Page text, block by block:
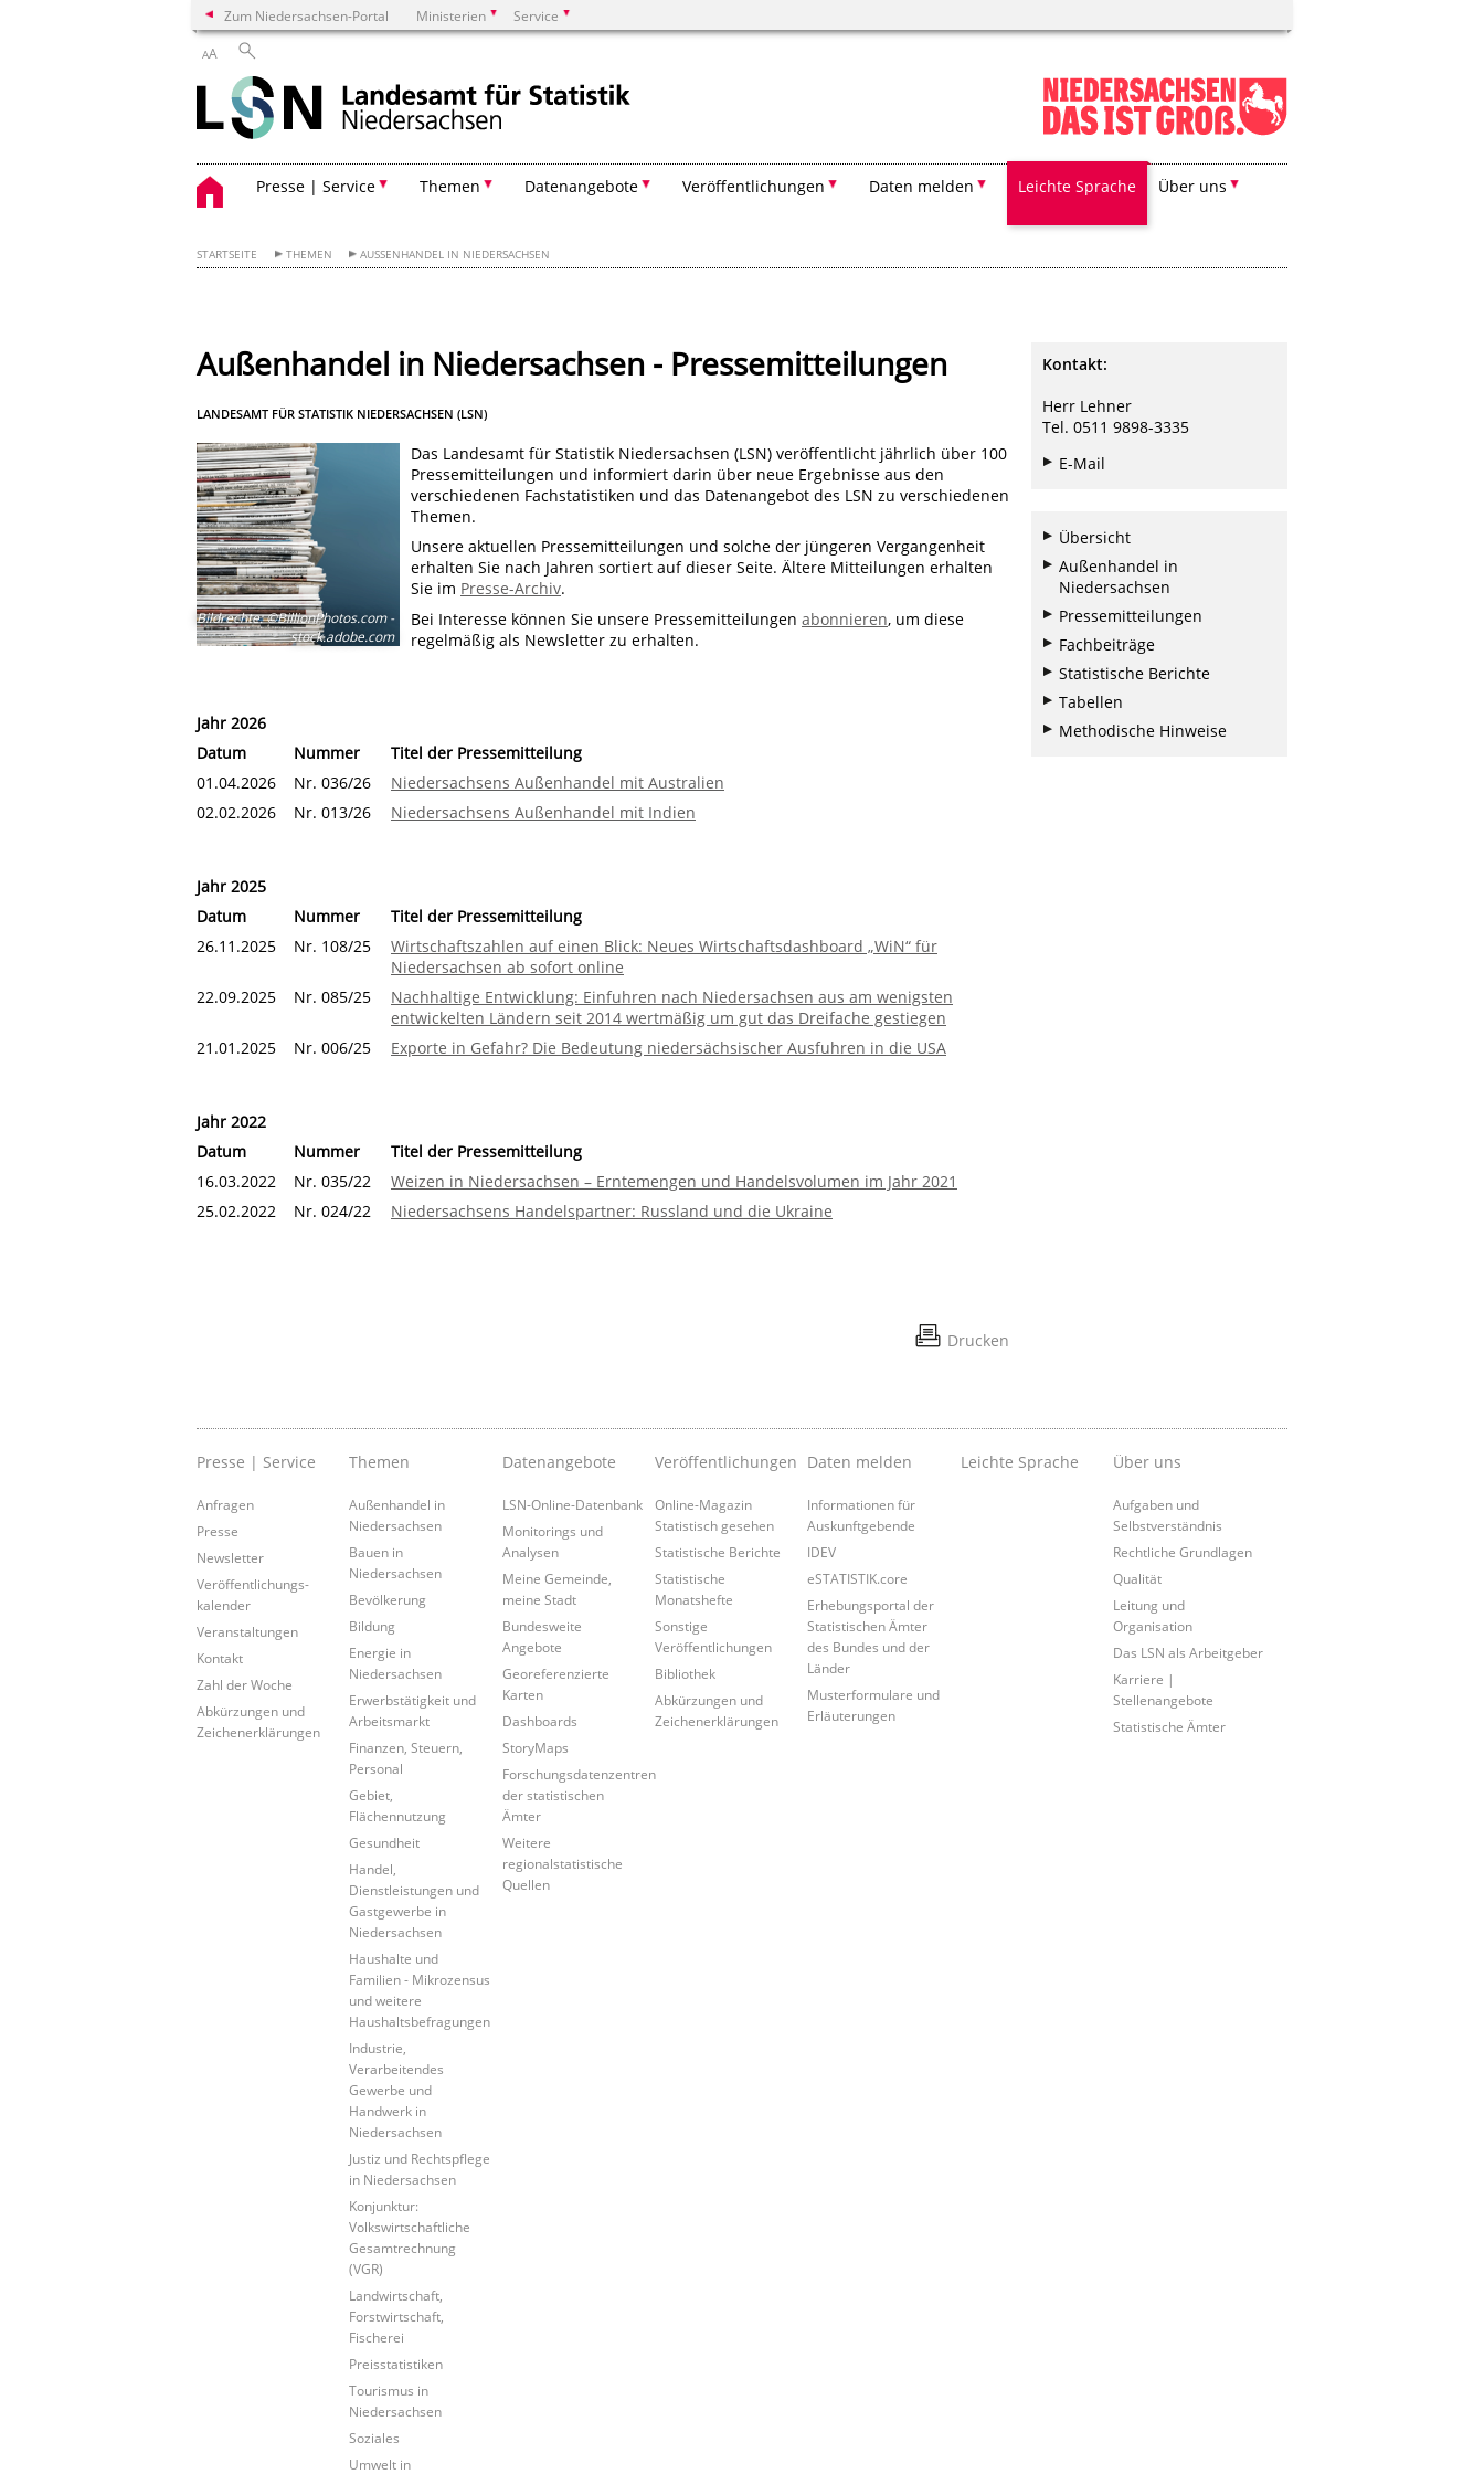
Zum Niedersachsen-Portal Ministerien Service
AA
Suchen
Presse | Service Themen Datenangebote Veröffentlichungen Daten melden Leichte Sprache Über uns
STARTSEITE THEMEN AUSSENHANDEL IN NIEDERSACHSEN
Außenhandel in Niedersachsen - Pressemitteilungen
LANDESAMT FÜR STATISTIK NIEDERSACHSEN (LSN)
Bildrechte:©BillionPhotos.com -
stock.adobe.com
Das Landesamt für Statistik Niedersachsen (LSN) veröffentlicht jährlich über 100
Pressemitteilungen und informiert darin über neue Ergebnisse aus den
verschiedenen Fachstatistiken und das Datenangebot des LSN zu verschiedenen
Themen.
Unsere aktuellen Pressemitteilungen und solche der jüngeren Vergangenheit
erhalten Sie nach Jahren sortiert auf dieser Seite. Ältere Mitteilungen erhalten
Sie im Presse-Archiv.
Bei Interesse können Sie unsere Pressemitteilungen abonnieren, um diese
regelmäßig als Newsletter zu erhalten.
Jahr 2026
Datum
Nummer
Titel der Pressemitteilung
01.04.2026
Nr. 036/26
Niedersachsens Außenhandel mit Australien
02.02.2026
Nr. 013/26 Niedersachsens Außenhandel mit Indien
Jahr 2025
Datum
Nummer
Titel der Pressemitteilung
26.11.2025
Nr. 108/25
Wirtschaftszahlen auf einen Blick: Neues Wirtschaftsdashboard „WiN“ für
Niedersachsen ab sofort online
22.09.2025
Nr. 085/25
Nachhaltige Entwicklung: Einfuhren nach Niedersachsen aus am wenigsten
entwickelten Ländern seit 2014 wertmäßig um gut das Dreifache gestiegen
21.01.2025
Nr. 006/25 Exporte in Gefahr? Die Bedeutung niedersächsischer Ausfuhren in die USA
Jahr 2022
Datum
Nummer
Titel der Pressemitteilung
16.03.2022
Nr. 035/22
Weizen in Niedersachsen – Erntemengen und Handelsvolumen im Jahr 2021
25.02.2022
Nr. 024/22 Niedersachsens Handelspartner: Russland und die Ukraine
Drucken
Kontakt:
Herr Lehner
Tel. 0511 9898-3335
E-Mail
Übersicht
Außenhandel in
Niedersachsen
Pressemitteilungen
Fachbeiträge
Statistische Berichte
Tabellen
Methodische Hinweise
Presse | Service
Anfragen
Presse
Newsletter
Veröffentlichungs-
kalender
Veranstaltungen
Kontakt
Zahl der Woche
Abkürzungen und
Zeichenerklärungen
Themen
Außenhandel in
Niedersachsen
Bauen in
Niedersachsen
Bevölkerung
Bildung
Energie in
Niedersachsen
Erwerbstätigkeit und
Arbeitsmarkt
Finanzen, Steuern,
Personal
Gebiet,
Flächennutzung
Gesundheit
Handel,
Dienstleistungen und
Gastgewerbe in
Niedersachsen
Haushalte und
Familien - Mikrozensus
und weitere
Haushaltsbefragungen
Industrie,
Verarbeitendes
Gewerbe und
Handwerk in
Niedersachsen
Justiz und Rechtspflege
in Niedersachsen
Konjunktur:
Volkswirtschaftliche
Gesamtrechnung
(VGR)
Landwirtschaft,
Forstwirtschaft,
Fischerei
Preisstatistiken
Tourismus in
Niedersachsen
Soziales
Umwelt in
Datenangebote
LSN-Online-Datenbank
Monitorings und
Analysen
Meine Gemeinde,
meine Stadt
Bundesweite
Angebote
Georeferenzierte
Karten
Dashboards
StoryMaps
Forschungsdatenzentren
der statistischen
Ämter
Weitere
regionalstatistische
Quellen
Veröffentlichungen
Online-Magazin
Statistisch gesehen
Statistische Berichte
Statistische
Monatshefte
Sonstige
Veröffentlichungen
Bibliothek
Abkürzungen und
Zeichenerklärungen
Daten melden
Informationen für
Auskunftgebende
IDEV
eSTATISTIK.core
Erhebungsportal der
Statistischen Ämter
des Bundes und der
Länder
Musterformulare und
Erläuterungen
Leichte Sprache Über uns
Aufgaben und
Selbstverständnis
Rechtliche Grundlagen
Qualität
Leitung und
Organisation
Das LSN als Arbeitgeber
Karriere |
Stellenangebote
Statistische Ämter